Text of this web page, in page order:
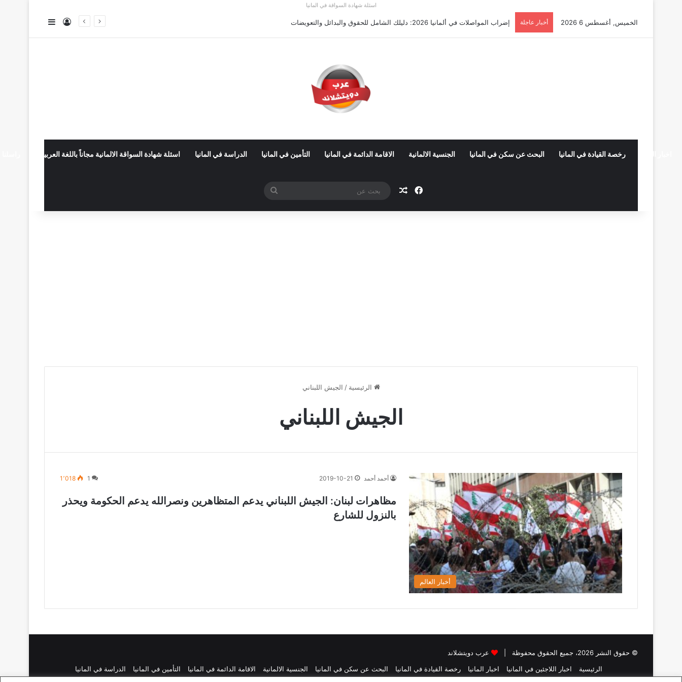
اسئلة شهادة السواقة في المانيا
الخميس, أغسطس 6 2026 أخبار عاجلة أوسبيلدونغ تبريد مراكز البيانات في ألمانيا 2026: الأجور والشروط تسجيل الدخول
رخصة القيادة في المانيا البحث عن سكن في المانيا الجنسية الالمانية الاقامة الدائمة في المانيا التأمين في المانيا الدراسة في المانيا اسئلة شهادة السواقة الالمانية مجاناً باللغة العربية
فيسبوكمقال عشوائي
الرئيسية / الجيش اللبناني
الجيش اللبناني
أخبار العالم
أحمد أحمد 2019-10-21
1 1٬018
مظاهرات لبنان: الجيش اللبناني يدعم المتظاهرين ونصرالله يدعم الحكومة ويحذر
بالنزول للشارع
© حقوق النشر 2026، جميع الحقوق محفوظة |
عرب دويتشلاند
الرئيسية
اخبار اللاجئين في المانيا اخبار المانيا رخصة القيادة في المانيا البحث عن سكن في المانيا الجنسية الالمانية الاقامة الدائمة في المانيا التأمين في المانيا
الدراسة في المانيا